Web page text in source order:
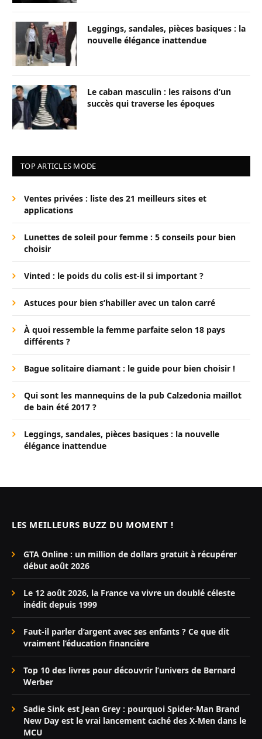
Leggings, sandales, pièces basiques : la
nouvelle élégance inattendue
Le caban masculin : les raisons d’un
succès qui traverse les époques
TOP ARTICLES MODE
Ventes privées : liste des 21 meilleurs sites et
applications
Lunettes de soleil pour femme : 5 conseils pour bien
choisir
Vinted : le poids du colis est-il si important ?
Astuces pour bien s’habiller avec un talon carré
À quoi ressemble la femme parfaite selon 18 pays
différents ?
Bague solitaire diamant : le guide pour bien choisir !
Qui sont les mannequins de la pub Calzedonia maillot
de bain été 2017 ?
Leggings, sandales, pièces basiques : la nouvelle
élégance inattendue
LES MEILLEURS BUZZ DU MOMENT !
GTA Online : un million de dollars gratuit à récupérer
début août 2026
Le 12 août 2026, la France va vivre un doublé céleste
inédit depuis 1999
Faut-il parler d’argent avec ses enfants ? Ce que dit
vraiment l’éducation financière
Top 10 des livres pour découvrir l’univers de Bernard
Werber
Sadie Sink est Jean Grey : pourquoi Spider-Man Brand
New Day est le vrai lancement caché des X-Men dans le
MCU